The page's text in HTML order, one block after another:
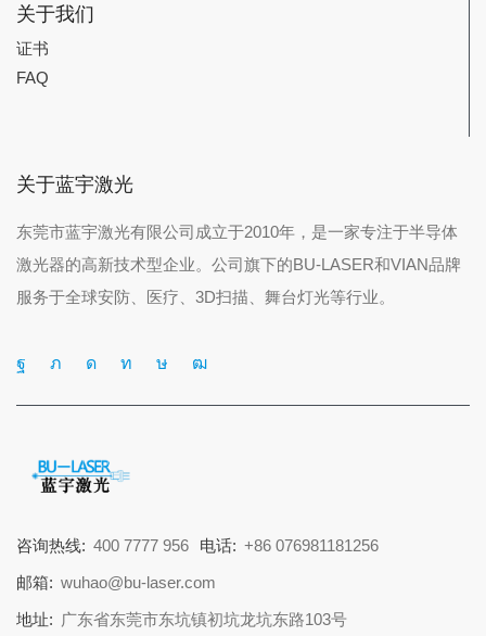
关于我们
证书
FAQ
关于蓝宇激光
东莞市蓝宇激光有限公司成立于2010年，是一家专注于半导体
激光器的高新技术型企业。公司旗下的BU-LASER和VIAN品牌
服务于全球安防、医疗、3D扫描、舞台灯光等行业。
咨询热线: 400 7777 956 电话: +86 076981181256
邮箱: wuhao@bu-laser.com
地址: 广东省东莞市东坑镇初坑龙坑东路103号